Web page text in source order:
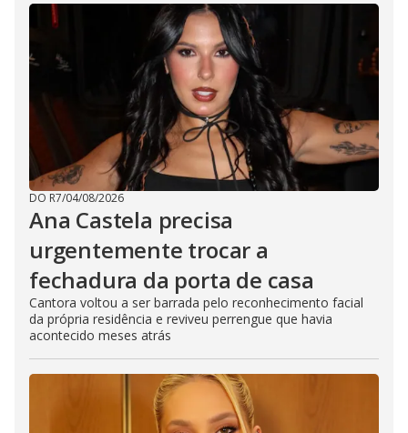
DO R7/04/08/2026
Ana Castela precisa
urgentemente trocar a
fechadura da porta de casa
Cantora voltou a ser barrada pelo reconhecimento facial
da própria residência e reviveu perrengue que havia
acontecido meses atrás